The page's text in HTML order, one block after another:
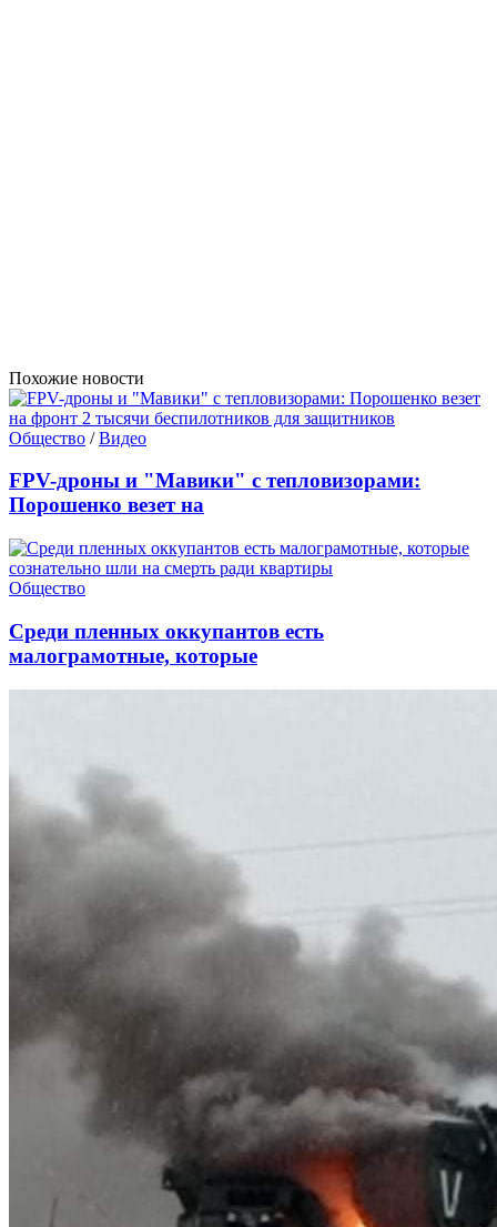
Похожие новости
Общество /Видео
FPV-дроны и "Мавики" с тепловизорами:
Порошенко везет на
Общество
Среди пленных оккупантов есть
малограмотные, которые